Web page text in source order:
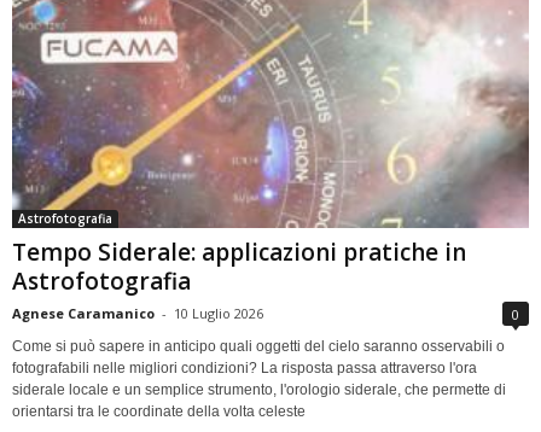
Astrofotografia
Tempo Siderale: applicazioni pratiche in
Astrofotografia
Agnese Caramanico - 10 Luglio 2026 0
Come si può sapere in anticipo quali oggetti del cielo saranno osservabili o
fotografabili nelle migliori condizioni? La risposta passa attraverso l'ora
siderale locale e un semplice strumento, l'orologio siderale, che permette di
orientarsi tra le coordinate della volta celeste